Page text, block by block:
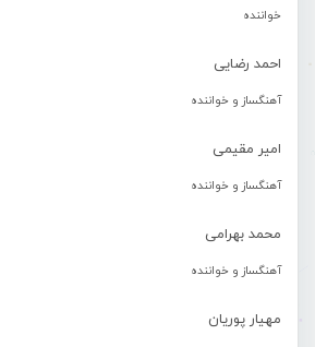
خواننده
احمد رضایی
آهنگساز و خواننده
امیر مقیمی
آهنگساز و خواننده
محمد بهرامی
آهنگساز و خواننده
مهیار پوریان